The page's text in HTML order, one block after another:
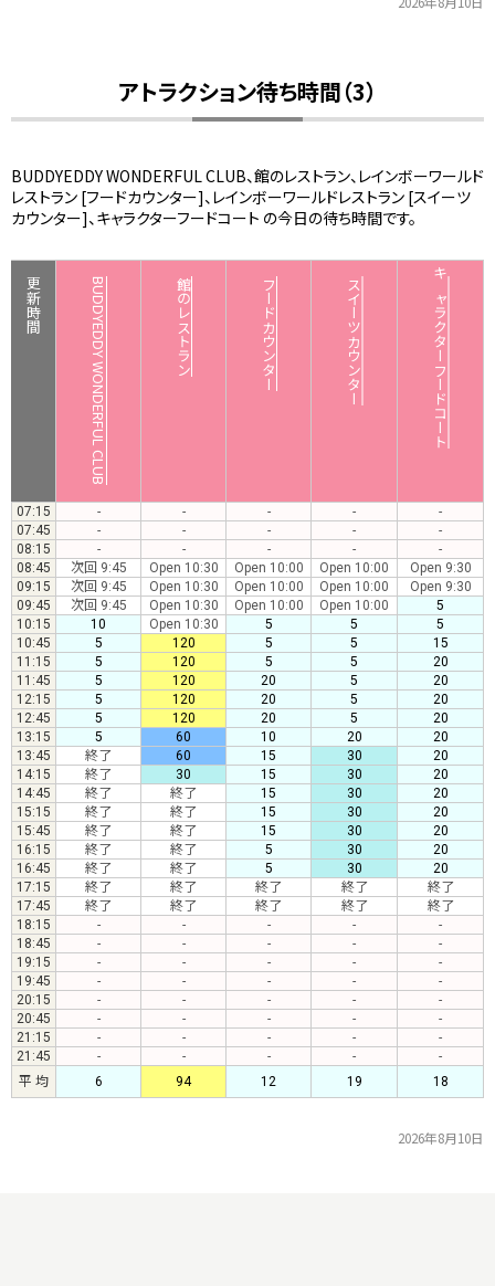
アトラクション待ち時間（3）
BUDDYEDDY WONDERFUL CLUB、館のレストラン、レインボーワールド
レストラン [フードカウンター]、レインボーワールドレストラン [スイーツ
カウンター]、キャラクターフードコート の今日の待ち時間です。
更新時間 BUDDYEDDY WONDERFUL CLUB 館のレストラン フードカウンター スイーツカウンター キャラクターフードコート
07:15 - - - -
-
07:45
- - - -
-
08:15
- - - -
-
08:45
次回 9:45 Open 10:30 Open 10:00 Open 10:00
Open 9:30
09:15
次回 9:45 Open 10:30 Open 10:00 Open 10:00
Open 9:30
09:45
次回 9:45 Open 10:30 Open 10:00 Open 10:00
5
10:15
10 Open 10:30 5 5
5
10:45
5 120 5 5
15
11:15
5 120 5 5
20
11:45
5 120 20 5
20
12:15
5 120 20 5
20
12:45
5 120 20 5
20
13:15
5 60 10 20
20
13:45
終了 60 15 30
20
14:15
終了 30 15 30
20
14:45
終了 終了 15 30
20
15:15
終了 終了 15 30
20
15:45
終了 終了 15 30
20
16:15
終了 終了 5 30
20
16:45
終了 終了 5 30
20
17:15
終了 終了 終了 終了
終了
17:45
終了 終了 終了 終了
終了
18:15
- - - -
-
18:45
- - - -
-
19:15
- - - -
-
19:45
- - - -
-
20:15
- - - -
-
20:45
- - - -
-
21:15
- - - -
-
21:45
- - - -
-
平 均
6 94 12 19 18
2026年8月10日